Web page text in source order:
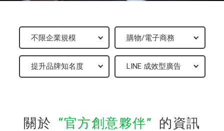
關於 官方創意夥伴 的資訊